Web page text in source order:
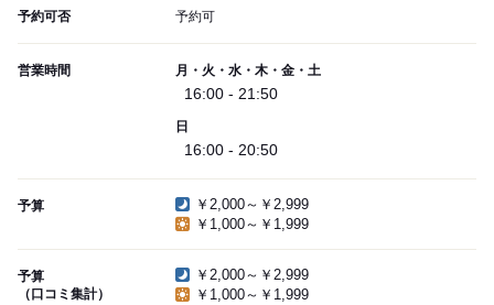
予約可否 予約可
営業時間 月・火・水・木・金・土
16:00 - 21:50
日
16:00 - 20:50
予算
￥2,000～￥2,999
￥1,000～￥1,999
予算
（口コミ集計）
￥2,000～￥2,999
￥1,000～￥1,999